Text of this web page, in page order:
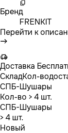
Бренд
FRENKIT
Перейти к
Доставка
СкладКол-во
СПБ-Шушары
Кол-во > 4 шт.
СПБ-Шушары
> 4 шт.
Новый